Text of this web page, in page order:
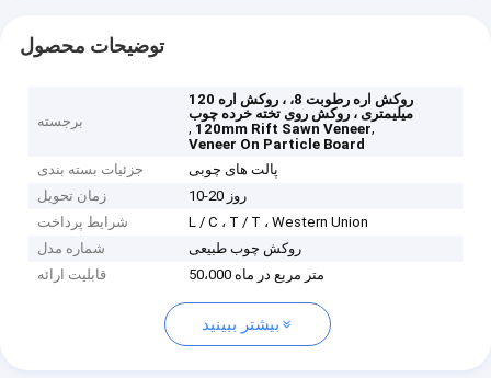
توضیحات محصول
برجسته
روکش اره رطوبت 8، ، روکش اره 120
میلیمتری ، روکش روی تخته خرده چوب
, 120mm Rift Sawn Veneer,
Veneer On Particle Board
جزئیات بسته بندی
پالت های چوبی
زمان تحویل
10-20 روز
شرایط پرداخت
L / C ، T / T ، Western Union
شماره مدل
روکش چوب طبیعی
قابلیت ارائه
50،000 متر مربع در ماه
بیشتر ببینید